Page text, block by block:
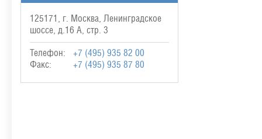
125171, г. Москва, Ленинградское
шоссе, д.16 А, стр. 3
Телефон:
+7 (495) 935 82 00
Факс:
+7 (495) 935 87 80